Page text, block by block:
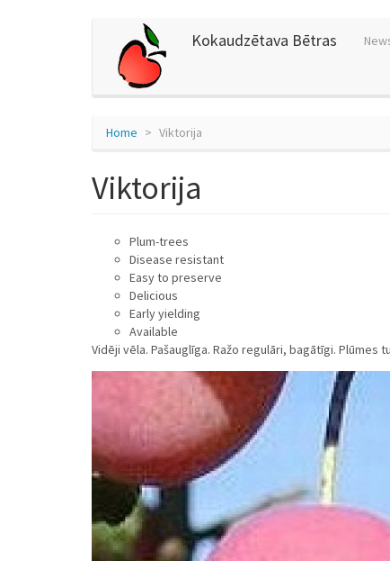
Kokaudzētava Bētras
Home Viktorija
Viktorija
Plum-trees
Disease resistant
Easy to preserve
Delicious
Early yielding
Available
Vidēji vēla. Pašauglīga. Ražo regulāri, bagātīgi.